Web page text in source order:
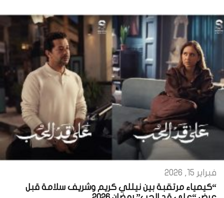
فبراير 15, 2026
“كيمياء مرتقبة بين نيللي كريم وشريف سلامة قبل